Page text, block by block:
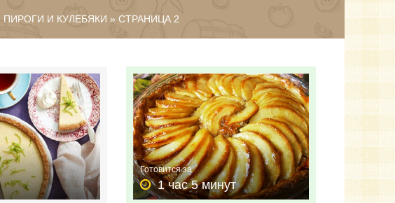
ПИРОГИ И КУЛЕБЯКИ » СТРАНИЦА 2
Готовится за
1 час 5 минут